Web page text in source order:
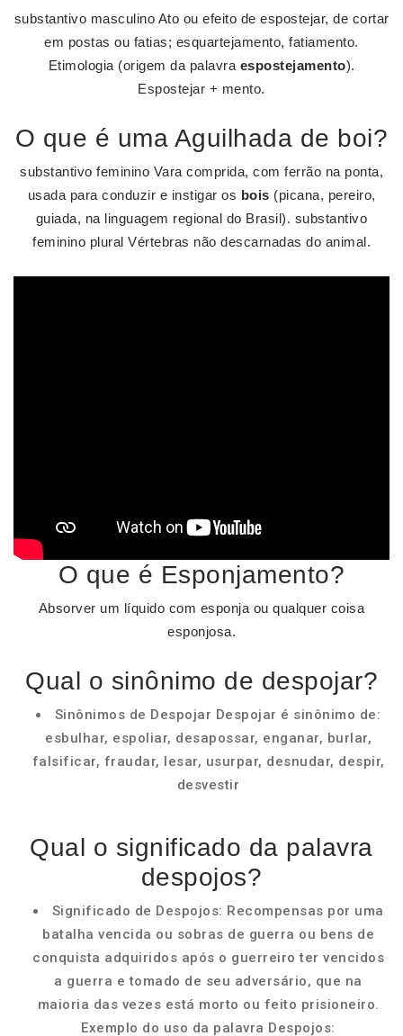
substantivo masculino Ato ou efeito de espostejar, de cortar
em postas ou fatias; esquartejamento, fatiamento.
Etimologia (origem da palavra espostejamento).
Espostejar + mento.
O que é uma Aguilhada de boi?
substantivo feminino Vara comprida, com ferrão na ponta,
usada para conduzir e instigar os bois (picana, pereiro,
guiada, na linguagem regional do Brasil). substantivo
feminino plural Vértebras não descarnadas do animal.
O que é Esponjamento?
Absorver um líquido com esponja ou qualquer coisa
esponjosa.
Qual o sinônimo de despojar?
Sinônimos de Despojar Despojar é sinônimo de:
esbulhar, espoliar, desapossar, enganar, burlar,
falsificar, fraudar, lesar, usurpar, desnudar, despir,
desvestir
Qual o significado da palavra
despojos?
Significado de Despojos: Recompensas por uma
batalha vencida ou sobras de guerra ou bens de
conquista adquiridos após o guerreiro ter vencidos
a guerra e tomado de seu adversário, que na
maioria das vezes está morto ou feito prisioneiro.
Exemplo do uso da palavra Despojos: